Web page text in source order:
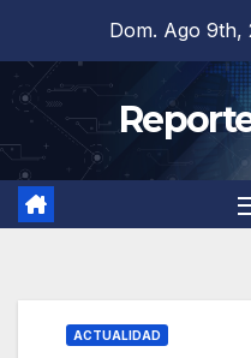
contenido
Dom. Ago 9th,
ACTUALIDAD